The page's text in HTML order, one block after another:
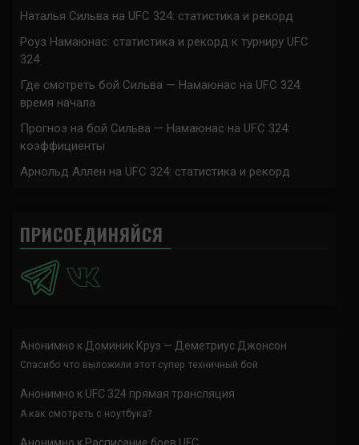
Наталья Сильва на UFC 324: статистика и рекорд
Роуз Намаюнас: статистика и рекорд к турниру UFC
324
Где смотреть бой Сильва — Намаюнас на UFC 324:
время начала
Прогноз на бой Сильва — Намаюнас на UFC 324:
коэффициенты
Арнольд Аллен на UFC 324: статистика и рекорд
ПРИСОЕДИНЯЙСЯ
Анонимно к Доминик Круз — Деметриус Джонсон
Спасибо что выложили этот супер техничный бой
Анонимно к UFC 324 прямая трансляция
А как смотреть с ноутбука?